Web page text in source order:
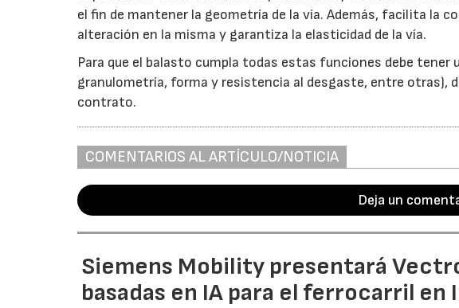
el fin de mantener la geometría de la vía. Además, facilita la
alteración en la misma y garantiza la elasticidad de la vía.
Para que el balasto cumpla todas estas funciones debe
granulometría, forma y resistencia al desgaste, entre otras),
contrato.
COMENTARIOS AL ARTÍCULO/NOTICIA
Deja un
Siemens Mobility presentará
basadas en IA para el ferrocarril en